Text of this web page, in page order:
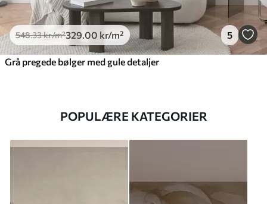
548.33kr/m²329 .00 kr/m² 5
Grå pregede bølger med gule detaljer
POPULÆRE KATEGORIER